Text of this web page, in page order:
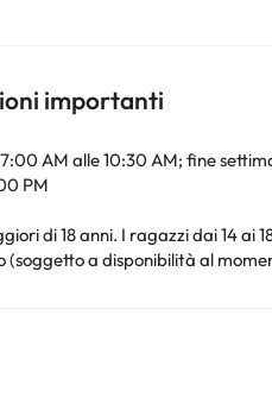
importanti
AM alle 10:30 AM; fine
PM
di 18 anni. I ragazzi dai 14
(soggetto a disponibilità al